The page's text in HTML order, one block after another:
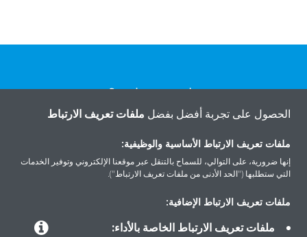
هل تريد مساعدة؟
الحصول على تجربة أفضل بفضل ملفات تعريف الارتباط
ملفات تعريف الارتباط الأساسية والوظيفية:
إنها ضرورية، على التوالي، للسماح بالتنقل عبر موقعنا الإلكتروني وتوفير الخدمات
التي ستطلبها ("الحد الأدنى من ملفات تعريف الارتباط").
ملفات تعريف الارتباط الإضافية:
ملفات تعريف الارتباط الخاصة بالأداء: